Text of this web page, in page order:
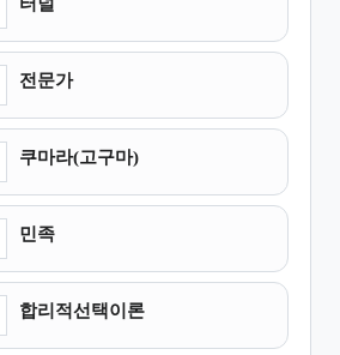
전문가
쿠마라(고구마)
민족
합리적선택이론